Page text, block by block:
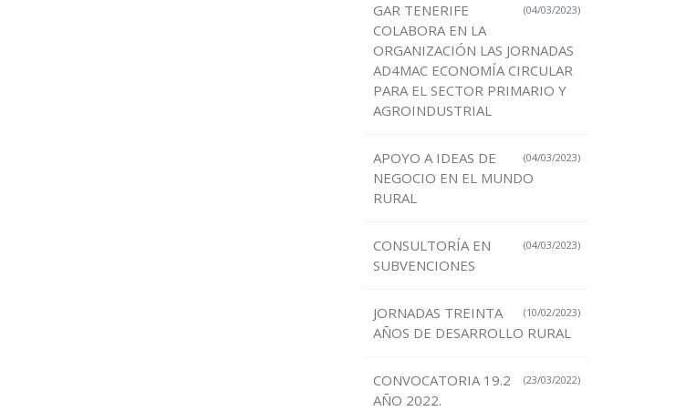
(04/03/2023)
GAR TENERIFE
COLABORA EN LA
ORGANIZACIÓN LAS JORNADAS
AD4MAC ECONOMÍA CIRCULAR
PARA EL SECTOR PRIMARIO Y
AGROINDUSTRIAL
(04/03/2023)
APOYO A IDEAS DE
NEGOCIO EN EL MUNDO
RURAL
(04/03/2023)
CONSULTORÍA EN
SUBVENCIONES
(10/02/2023)
JORNADAS TREINTA
AÑOS DE DESARROLLO RURAL
(23/03/2022)
CONVOCATORIA 19.2
AÑO 2022.